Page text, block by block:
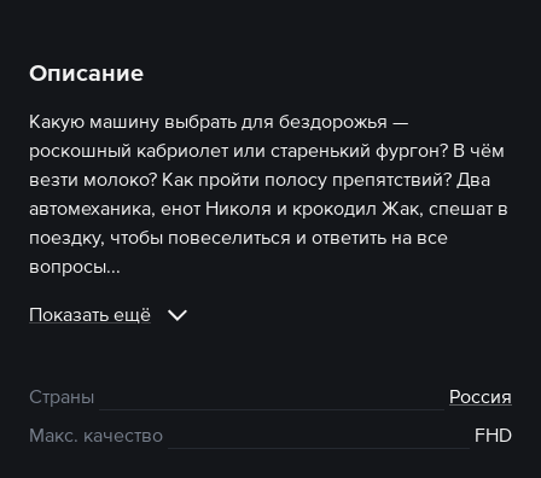
Описание
Какую машину выбрать для бездорожья —
роскошный кабриолет или старенький фургон? В чём
везти молоко? Как пройти полосу препятствий? Два
автомеханика, енот Николя и крокодил Жак, спешат в
поездку, чтобы повеселиться и ответить на все
вопросы...
Показать ещё
Страны
Россия
Макс. качество
FHD